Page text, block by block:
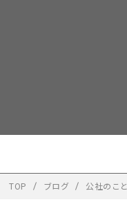
TOP ブログ 公社のこと